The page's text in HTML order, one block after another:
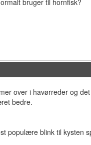
bruger til hornfisk?
over i havørreder og
bedre.
populære blink til kysten